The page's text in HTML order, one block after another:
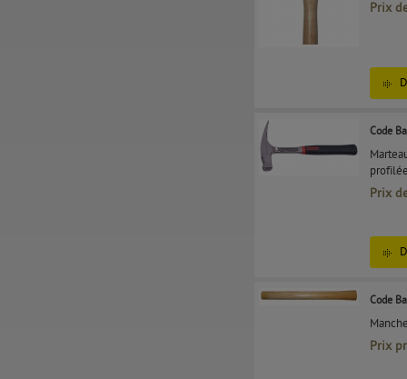
Prix
Code
Prix
Code
Prix